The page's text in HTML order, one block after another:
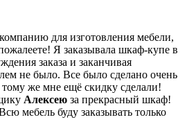
для изготовления мебели,
Я заказывала шкаф-купе в
заказа и заканчивая
не было. Все было сделано очень
же мне ещё скидку сделали!
Алексею за прекрасный шкаф!
мебель буду заказывать только